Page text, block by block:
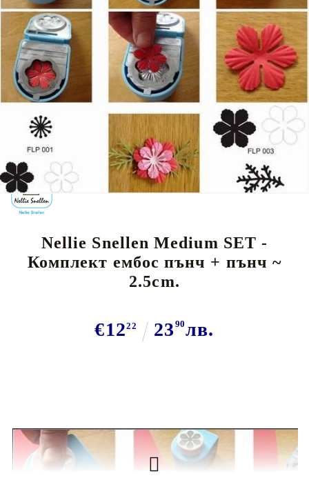
Tweet
Nellie Snellen Medium SET -
Комплект ембос пънч + пънч ~
2.5cm.
€1222 23 90лв.